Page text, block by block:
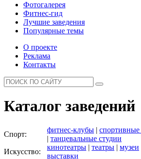
Фотогалерея
Фитнес-гид
Лучшие заведения
Популярные темы
О проекте
Реклама
Контакты
Каталог заведений
Спорт:
фитнес-клубы |
| танцевальные студии
Искусство:
кинотеатры | театры | музеи
выставки